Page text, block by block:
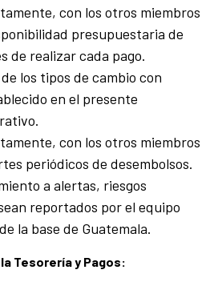
con los otros miembros
presupuestaria de
de realizar cada pago.
los tipos de cambio con
en el presente
con los otros miembros
periódicos de desembolsos.
a alertas, riesgos
reportados por el equipo
la base de Guatemala.
Tesorería y Pagos: